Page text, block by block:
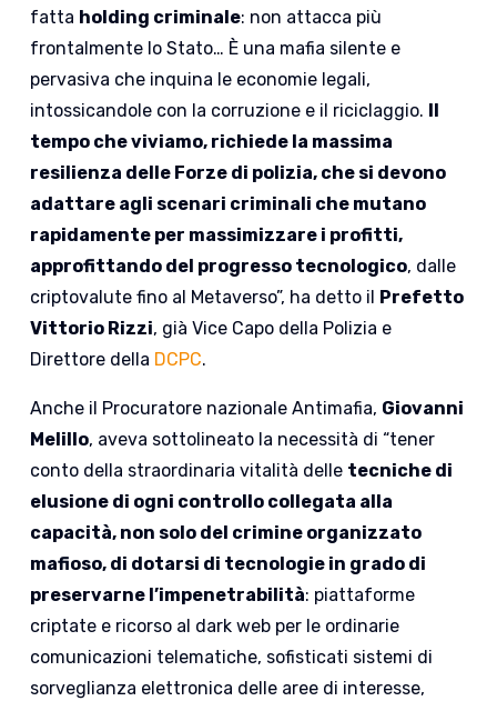
fatta holding criminale: non attacca più
frontalmente lo Stato… È una mafia silente e
pervasiva che inquina le economie legali,
intossicandole con la corruzione e il riciclaggio. Il
tempo che viviamo, richiede la massima
resilienza delle Forze di polizia, che si devono
adattare agli scenari criminali che mutano
rapidamente per massimizzare i profitti,
approfittando del progresso tecnologico, dalle
criptovalute fino al Metaverso”, ha detto il Prefetto
Vittorio Rizzi, già Vice Capo della Polizia e
Direttore della DCPC.
Anche il Procuratore nazionale Antimafia, Giovanni
Melillo, aveva sottolineato la necessità di “tener
conto della straordinaria vitalità delle tecniche di
elusione di ogni controllo collegata alla
capacità, non solo del crimine organizzato
mafioso, di dotarsi di tecnologie in grado di
preservarne l’impenetrabilità: piattaforme
criptate e ricorso al dark web per le ordinarie
comunicazioni telematiche, sofisticati sistemi di
sorveglianza elettronica delle aree di interesse,